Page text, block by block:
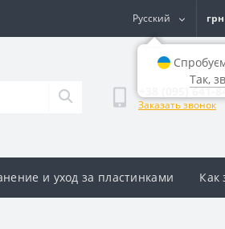
Русский грн
+38 (095) 641-
Заказать звонок
и уход за пластинками Как
Так,